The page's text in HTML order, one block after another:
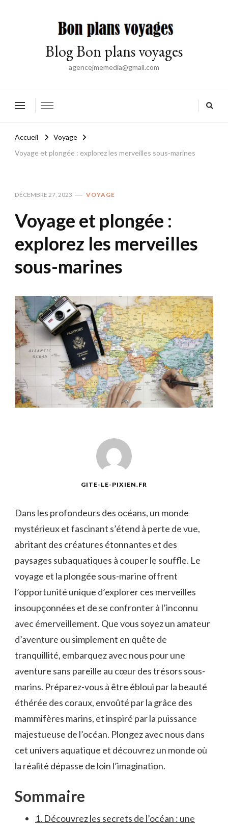
Blog Bon plans voyages
agencejmemedia@gmail.com
Accueil
Voyage
Voyage et plongée : explorez les merveilles sous-marines
DÉCEMBRE 27, 2023 VOYAGE
Voyage et plongée :
explorez les merveilles
sous-marines
GITE-LE-PIXIEN.FR
Dans les profondeurs des océans, un ⁤monde
mystérieux et fascinant ​s’étend à​ perte de vue,‌
abritant ‍des créatures étonnantes et‌ des
paysages subaquatiques à couper le souffle. Le
voyage et ⁣la plongée sous-marine offrent
l’opportunité unique d’explorer ces merveilles
insoupçonnées et de se confronter à l’inconnu
avec⁢ émerveillement. Que vous soyez un amateur
d’aventure ou simplement en quête de
tranquillité, embarquez avec nous pour une
aventure‌ sans pareille au cœur ‍des trésors sous-
marins. Préparez-vous à être ébloui par ‍la beauté
éthérée des coraux,⁤ envoûté ⁣par la‍ grâce des
mammifères marins, et inspiré par​ la ‌puissance
majestueuse de l’océan. Plongez ‌avec nous dans
cet univers aquatique‌ et découvrez un monde où
la réalité dépasse de loin l’imagination.
Sommaire
1. Découvrez les secrets de l’océan : une